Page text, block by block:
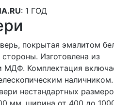
: 1 ГОД
покрытая эмалитом
Изготовлена из
МДФ. Комплектация
наличником.
нестандартных
мм, ширина от 400 до